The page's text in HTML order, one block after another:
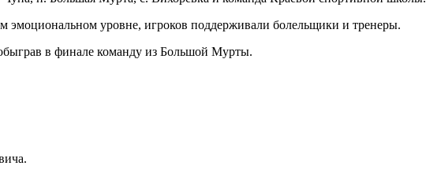
уровне, игроков поддерживали болельщики и тренеры.
в финале команду из Большой Мурты.